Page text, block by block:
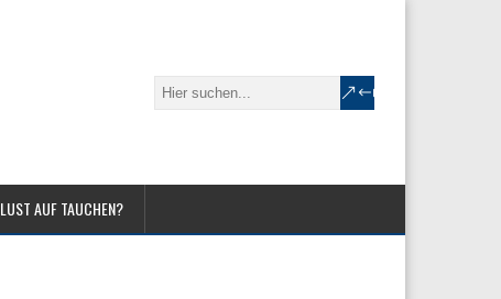
LUST AUF TAUCHEN?